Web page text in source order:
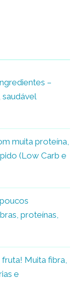
–
saudável
muita proteína,
(Low Carb e
proteínas,
fruta! Muita fibra,
e